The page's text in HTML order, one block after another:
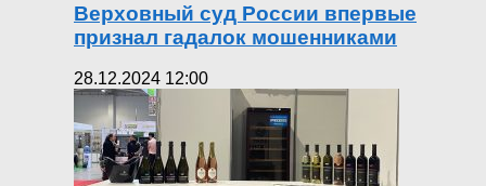
Верховный суд России впервые
признал гадалок мошенниками
28.12.2024 12:00